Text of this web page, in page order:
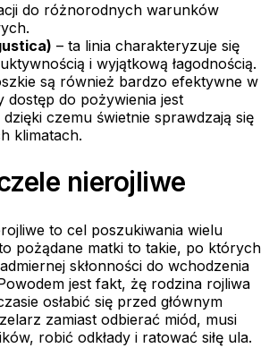
do różnorodnych warunków
– ta linia charakteryzuje się
i wyjątkową łagodnością.
są również bardzo efektywne w
dostęp do pożywienia jest
czemu świetnie sprawdzają się
klimatach.
nierojliwe
to cel poszukiwania wielu
pożądane matki to takie, po których
skłonności do wchodzenia
jest fakt, żę rodzina rojliwa
osłabić się przed głównym
zamiast odbierać miód, musi
robić odkłady i ratować siłę ula.